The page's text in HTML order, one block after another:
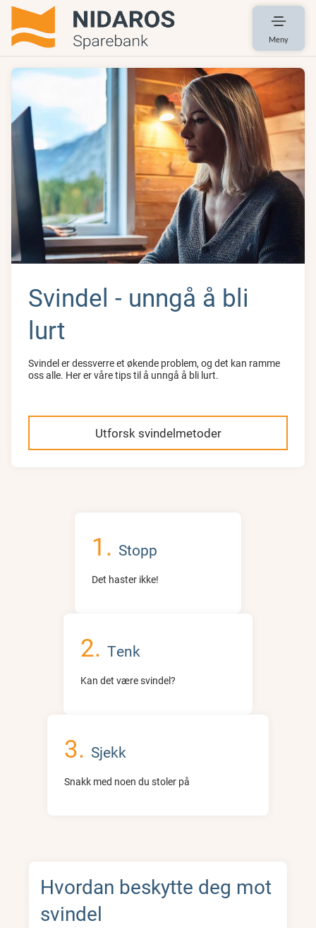
Meny
Svindel - unngå å bli
lurt
Svindel er dessverre et økende problem, og det kan ramme
oss alle. Her er våre tips til å unngå å bli lurt.
Utforsk svindelmetoder
Stopp
Det haster ikke!
Tenk
Kan det være svindel?
Sjekk
Snakk med noen du stoler på
Hvordan beskytte deg mot
svindel